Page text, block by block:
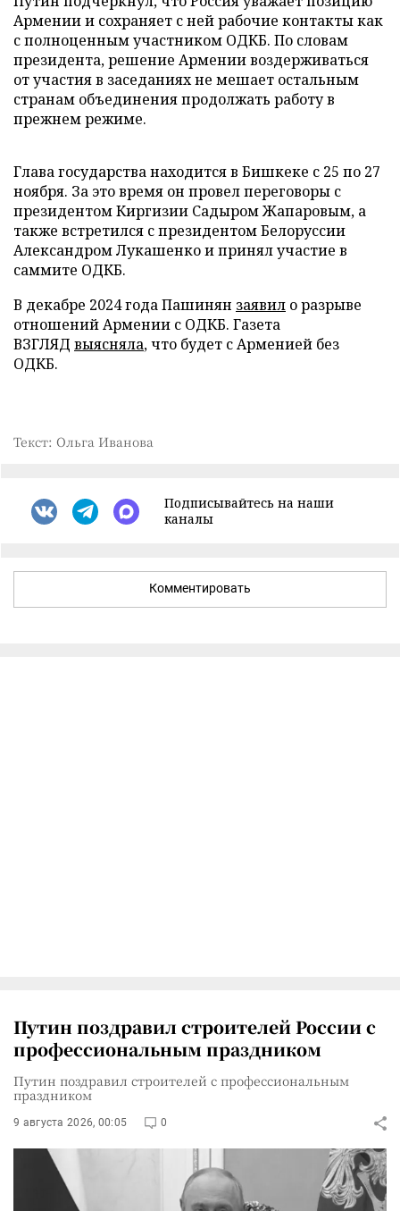
Армении и сохраняет с ней рабочие контакты как
с полноценным участником ОДКБ. По словам
президента, решение Армении воздерживаться
от участия в заседаниях не мешает остальным
странам объединения продолжать работу в
прежнем режиме.
Глава государства находится в Бишкеке с 25 по 27
ноября. За это время он провел переговоры с
президентом Киргизии Садыром Жапаровым, а
также встретился с президентом Белоруссии
Александром Лукашенко и принял участие в
саммите ОДКБ.
В декабре 2024 года Пашинян заявил о разрыве
отношений Армении с ОДКБ. Газета
ВЗГЛЯД выясняла, что будет с Арменией без
ОДКБ.
Текст: Ольга Иванова
Подписывайтесь на наши
каналы
Комментировать
Путин поздравил строителей России с
профессиональным праздником
Путин поздравил строителей с профессиональным
праздником
9 августа 2026, 00:05 0